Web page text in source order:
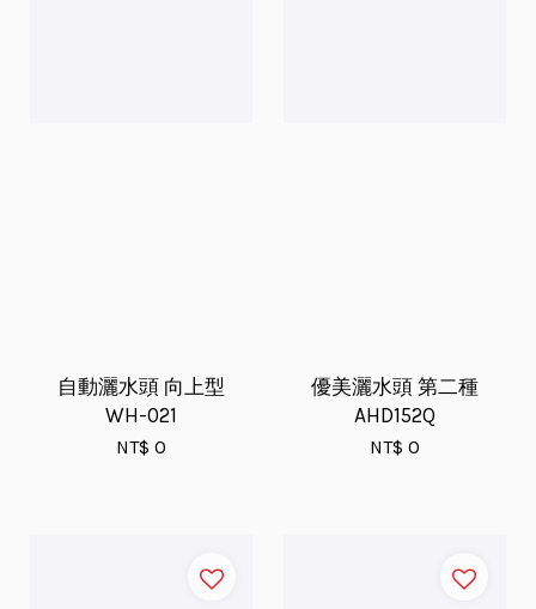
自動灑水頭 向上型
WH-021
NT$ 0
優美灑水頭 第二種
AHD152Q
NT$ 0